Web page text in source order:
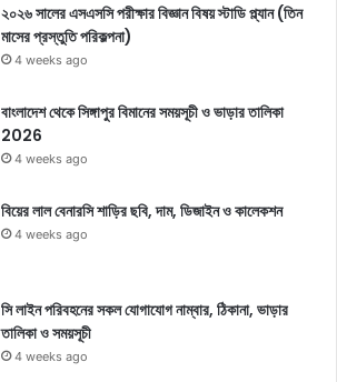
২০২৬ সালের এসএসসি পরীক্ষার বিজ্ঞান বিষয় স্টাডি প্ল্যান (তিন
মাসের প্রস্তুতি পরিকল্পনা)
4 weeks ago
বাংলাদেশ থেকে সিঙ্গাপুর বিমানের সময়সূচী ও ভাড়ার তালিকা
2026
4 weeks ago
বিয়ের লাল বেনারসি শাড়ির ছবি, দাম, ডিজাইন ও কালেকশন
4 weeks ago
সি লাইন পরিবহনের সকল যোগাযোগ নাম্বার, ঠিকানা, ভাড়ার
তালিকা ও সময়সূচী
4 weeks ago